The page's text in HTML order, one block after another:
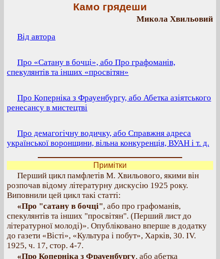
Камо грядеши
Микола Хвильовий
Від автора
Про «Сатану в бочці», або Про графоманів,
спекулянтів та інших «просвітян»
Про Коперніка з Фрауенбургу, або Абетка азіятського
ренесансу в мистецтві
Про демагогічну водичку, або Справжня адреса
української воронщини, вільна конкуренція, ВУАН і т. д.
Примітки
Перший цикл памфлетів М. Хвильового, якими він
розпочав відому літературну дискусію 1925 року.
Виповнили цей цикл такі статті:
«Про "сатану в бочці", або про графоманів,
спекулянтів та інших "просвітян". (Перший лист до
літературної молоді)». Опубліковано вперше в додатку
до газети «Вісті», «Культура і побут», Харків, 30. IV.
1925, ч. 17, стор. 4-7.
«Про Коперніка з Фрауенбургу, або абетка